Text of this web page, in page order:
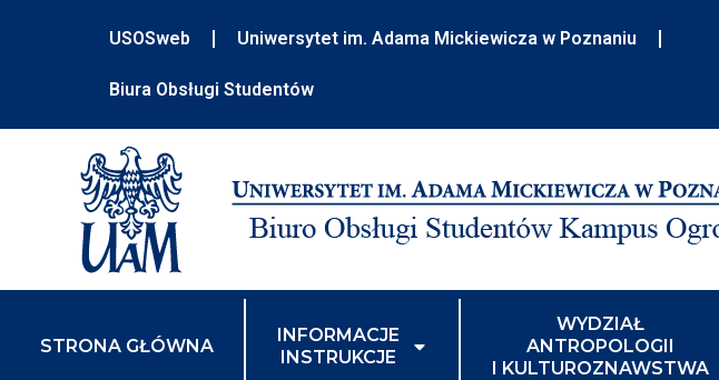
USOSweb Uniwersytet im. Adama Mickiewicza w Poznaniu
Biura Obsługi Studentów
STRONA GŁÓWNA
INFORMACJE
INSTRUKCJE
WYDZIAŁ
ANTROPOLOGII
I KULTUROZNAWSTWA